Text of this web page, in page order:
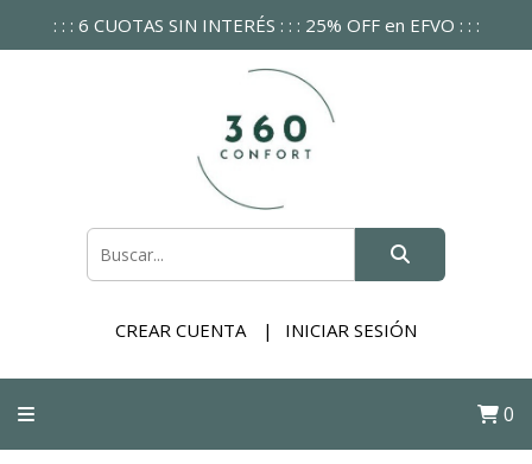
: : : 6 CUOTAS SIN INTERÉS : : : 25% OFF en EFVO : : :
CREAR CUENTA INICIAR SESIÓN
0